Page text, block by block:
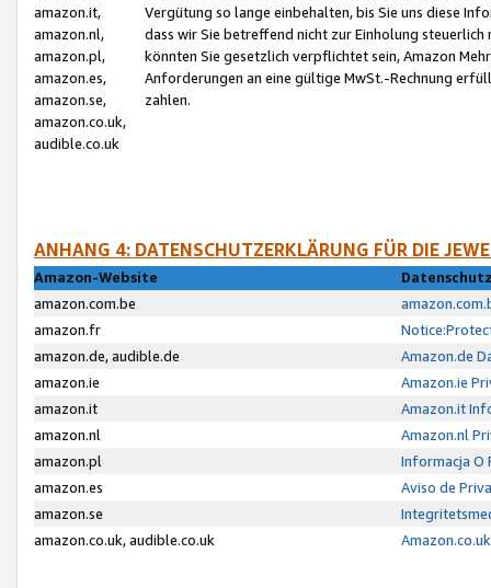
amazon.it,
amazon.nl,
amazon.pl,
amazon.es,
amazon.se,
amazon.co.uk,
audible.co.uk
Vergütung so lange einbehalten, bis Sie uns diese
dass wir Sie betreffend nicht zur Einholung
könnten Sie gesetzlich verpflichtet sein, Amazon
Anforderungen an eine gültige MwSt.-Rechnung
zahlen.
ANHANG 4: DATENSCHUTZERKLÄRUNG FÜR DIE
Amazon-Website
amazon.com.be
amazon.fr
amazon.de, audible.de
Amazon.de
amazon.ie
Amazon.ie
amazon.it
Amazon.it
amazon.nl
Amazon.nl
amazon.pl
Informacja O
amazon.es
Aviso de
amazon.se
amazon.co.uk, audible.co.uk